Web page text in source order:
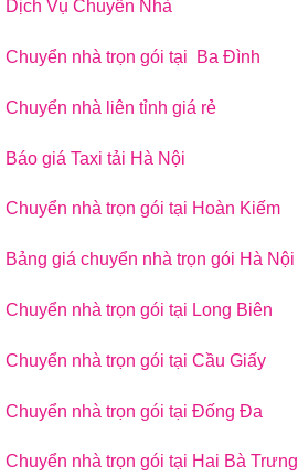
Dịch Vụ Chuyển Nhà
Chuyển nhà trọn gói tại Ba Đình
Chuyển nhà liên tỉnh giá rẻ
Báo giá Taxi tải Hà Nội
Chuyển nhà trọn gói tại Hoàn Kiếm
Bảng giá chuyển nhà trọn gói Hà Nội
Chuyển nhà trọn gói tại Long Biên
Chuyển nhà trọn gói tại Cầu Giấy
Chuyển nhà trọn gói tại Đống Đa
Chuyển nhà trọn gói tại Hai Bà Trưng